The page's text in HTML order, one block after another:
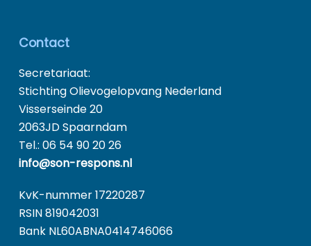
Contact
Secretariaat:
Stichting Olievogelopvang Nederland
Visserseinde 20
2063JD Spaarndam
Tel.: 06 54 90 20 26
info@son-respons.nl
KvK-nummer 17220287
RSIN 819042031
Bank NL60ABNA0414746066